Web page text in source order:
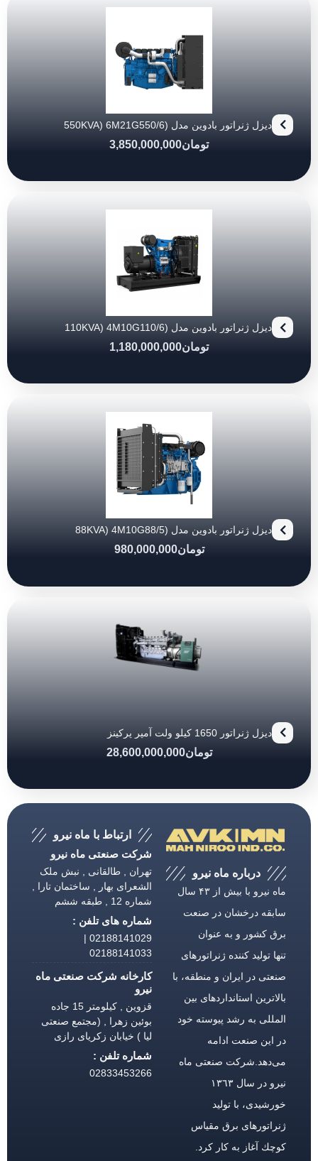
دیزل ژنراتور بادوین مدل (550KVA) 6M21G550/6
تومان3,850,000,000
دیزل ژنراتور بادوین مدل (110KVA) 4M10G110/6
تومان1,180,000,000
دیزل ژنراتور بادوین مدل (88KVA) 4M10G88/5
تومان980,000,000
دیزل ژنراتور 1650 کیلو ولت آمپر پرکینز
تومان28,600,000,000
درباره ماه نیرو
ماه نیرو با بیش از ۴۳ سال
سابقه درخشان در صنعت
برق كشور و به عنوان
تنها تولید كننده ژنراتورهای
صنعتی در ایران و منطقه، با
بالاترین استانداردهای بین
المللی به رشد پیوسته خود
در این صنعت ادامه
می‌دهد.شركت صنعتی ماه
نیرو در سال ١٣٦٣
خورشیدی، با تولید
ژنراتورهای برق مقیاس
كوچك آغاز به كار كرد.
ارتباط با ماه نیرو
شرکت صنعتی ماه نیرو
تهران , طالقانی , نبش ملک
الشعرای بهار , ساختمان تارا ,
شماره 12 , طبقه ششم
شماره های تلفن :
02188141029 |
02188141033
کارخانه شرکت صنعتی ماه
نیرو
قزوین , کیلومتر 15 جاده
بوئین زهرا , (مجتمع صنعتی
لیا ) خیابان زکریای رازی
شماره تلفن :
02833453266